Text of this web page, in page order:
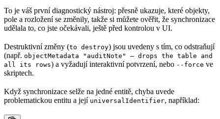
To je váš první diagnostický nástroj: přesně ukazuje, které objekty,
pole a rozložení se změnily, takže si můžete ověřit, že synchronizace
udělala to, co jste očekávali, ještě před kontrolou v UI.
Destruktivní změny (to destroy) jsou uvedeny s tím, co odstraňují
(např. objectMetadata "auditNote" — drops the table and
all its rows) a vyžadují interaktivní potvrzení, nebo --force ve
skriptech.
Když synchronizace selže na jedné entitě, chyba uvede
problematickou entitu a její universalIdentifier, například: